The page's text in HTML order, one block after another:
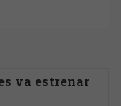
va estrenar